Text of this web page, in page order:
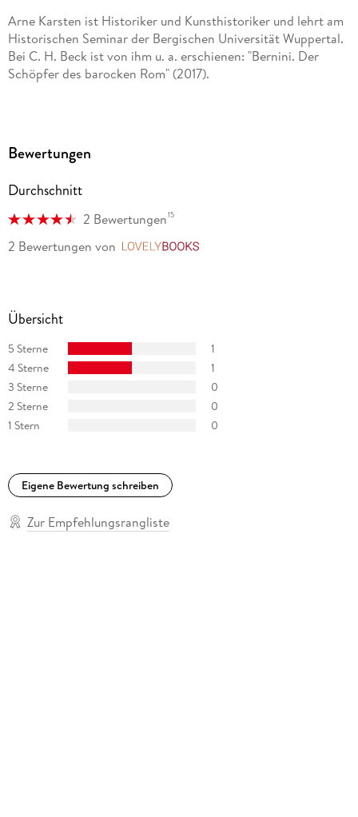
Arne Karsten ist Historiker und Kunsthistoriker und lehrt am
Historischen Seminar der Bergischen Universität Wuppertal.
Bei C. H. Beck ist von ihm u. a. erschienen: "Bernini. Der
Schöpfer des barocken Rom" (2017).
Bewertungen
Durchschnitt
2 Bewertungen15
2 Bewertungen von
Übersicht
5 Sterne
1
4 Sterne
1
3 Sterne
0
2 Sterne
0
1 Stern
0
Eigene Bewertung schreiben
Zur Empfehlungsrangliste